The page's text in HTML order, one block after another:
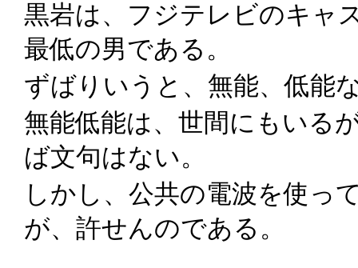
黒岩は、フジテレビのキャ
最低の男である。
ずばりいうと、無能、低能
無能低能は、世間にもいる
ば文句はない。
しかし、公共の電波を使っ
が、許せんのである。